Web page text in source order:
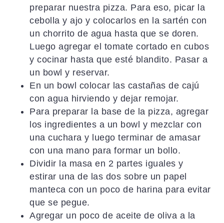
preparar nuestra pizza. Para eso, picar la
cebolla y ajo y colocarlos en la sartén con
un chorrito de agua hasta que se doren.
Luego agregar el tomate cortado en cubos
y cocinar hasta que esté blandito. Pasar a
un bowl y reservar.
En un bowl colocar las castañas de cajú
con agua hirviendo y dejar remojar.
Para preparar la base de la pizza, agregar
los ingredientes a un bowl y mezclar con
una cuchara y luego terminar de amasar
con una mano para formar un bollo.
Dividir la masa en 2 partes iguales y
estirar una de las dos sobre un papel
manteca con un poco de harina para evitar
que se pegue.
Agregar un poco de aceite de oliva a la